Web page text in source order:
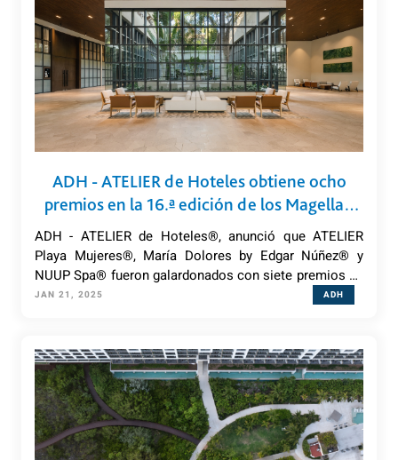
ADH - ATELIER de Hoteles obtiene ocho
premios en la 16.ª edición de los Magellan
Awards que otorga Travel Weekly
ADH - ATELIER de Hoteles®, anunció que ATELIER
Playa Mujeres®, María Dolores by Edgar Núñez® y
NUUP Spa® fueron galardonados con siete premios de
oro y uno de plata en los prestigiosos Travel Weekly
JAN 21, 2025 ADH